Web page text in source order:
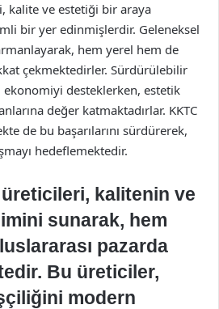
kalite ve estetiği bir araya
bir yer edinmişlerdir. Geleneksel
hem yerel hem de
çekmektedirler. Sürdürülebilir
ekonomiyi desteklerken, estetik
değer katmaktadırlar. KKTC
de bu başarılarını sürdürerek,
hedeflemektedir.
kalitenin ve
sunarak, hem
pazarda
Bu üreticiler,
modern